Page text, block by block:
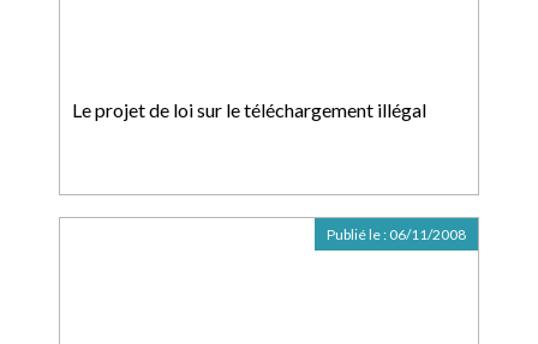
Le projet de loi sur le téléchargement illégal
Publié le : 06/11/2008